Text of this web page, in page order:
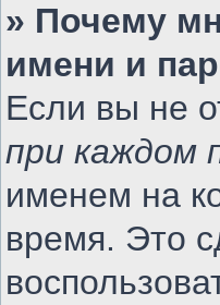
» Почему
имени и
Если вы не
при каждом
именем на
время. Это